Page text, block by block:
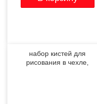
набор кистей для
рисования в чехле,